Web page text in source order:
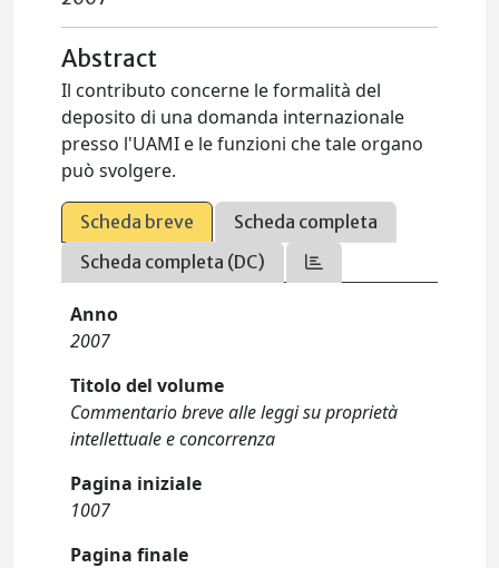
Abstract
Il contributo concerne le formalità del
deposito di una domanda internazionale
presso l'UAMI e le funzioni che tale organo
può svolgere.
Scheda breve
Scheda completa
Scheda completa (DC)
Anno
2007
Titolo del volume
Commentario breve alle leggi su proprietà
intellettuale e concorrenza
Pagina iniziale
1007
Pagina finale